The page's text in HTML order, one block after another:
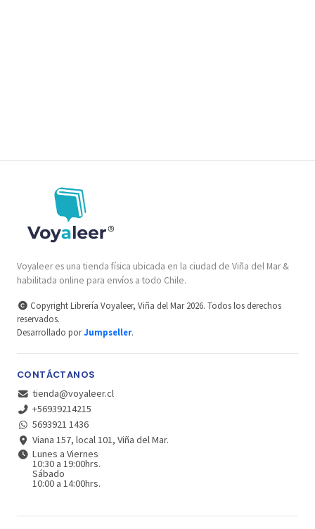
Voyaleer es una tienda física ubicada en la ciudad de Viña del Mar &
habilitada online para envíos a todo Chile.
Copyright Librería Voyaleer, Viña del Mar 2026. Todos los derechos
reservados.
Desarrollado porJumpseller.
CONTÁCTANOS
tienda@voyaleer.cl
+56939214215
5693921 1436
Viana 157, local 101, Viña del Mar.
Lunes a Viernes
10:30 a 19:00hrs.
Sábado
10:00 a 14:00hrs.